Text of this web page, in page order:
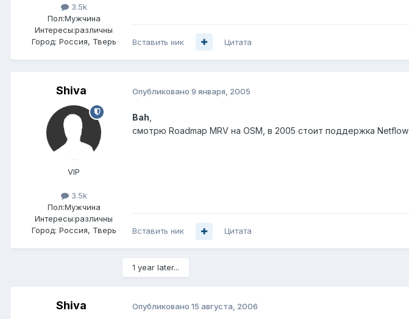
3.5k
Пол:Мужчина
Интересы:различны
Город: Россия, Тверь Вставить ник Цитата
Shiva
VIP
3.5k
Пол:Мужчина
Интересы:различны
Город: Россия, Тверь
Опубликовано 9 января, 2005
Bah
смотрю Roadmap MRV на OSM, в 2005 стоит поддержка Netflow
Вставить ник Цитата
1 year later...
Shiva Опубликовано 15 августа, 2006